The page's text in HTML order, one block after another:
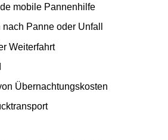
mobile Pannenhilfe
Panne oder Unfall
Weiterfahrt
Übernachtungskosten